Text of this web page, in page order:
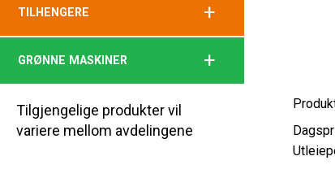
TILHENGERE +
GRØNNE MASKINER +
Tilgjengelige produkter vil
variere mellom avdelingene